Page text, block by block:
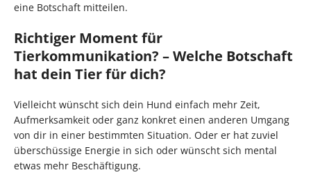
eine Botschaft mitteilen.
Richtiger Moment für
Tierkommunikation? – Welche Botschaft
hat dein Tier für dich?
Vielleicht wünscht sich dein Hund einfach mehr Zeit,
Aufmerksamkeit oder ganz konkret einen anderen Umgang
von dir in einer bestimmten Situation. Oder er hat zuviel
überschüssige Energie in sich oder wünscht sich mental
etwas mehr Beschäftigung.